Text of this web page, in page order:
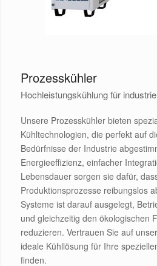
Prozesskühler
Hochleistungskühlung für
Unsere Prozesskühler bieten
Kühltechnologien, die perfekt auf
Bedürfnisse der Industrie
Energieeffizienz, einfacher
Lebensdauer sorgen sie dafür,
Produktionsprozesse reibungslos
Systeme ist darauf ausgelegt,
und gleichzeitig den ökologischen
reduzieren. Vertrauen Sie auf
ideale Kühllösung für Ihre
finden.